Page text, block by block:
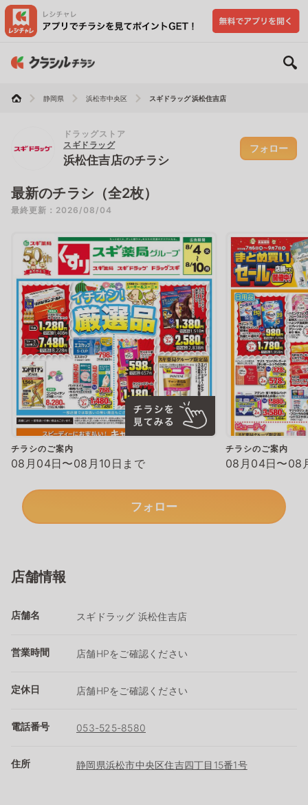
静岡県 浜松市中央区 スギドラッグ 浜松住吉店
ドラッグストア
スギドラッグ
浜松住吉店のチラシ
フォロー
最新のチラシ（全2枚）
最終更新：2026/08/04
チラシのご案内
08月04日〜08月10日まで
チラシのご案内
08月04日〜08
フォロー
店舗情報
店舗名 スギドラッグ 浜松住吉店
営業時間 店舗HPをご確認ください
定休日 店舗HPをご確認ください
電話番号 053-525-8580
住所 静岡県浜松市中央区住吉四丁目15番1号